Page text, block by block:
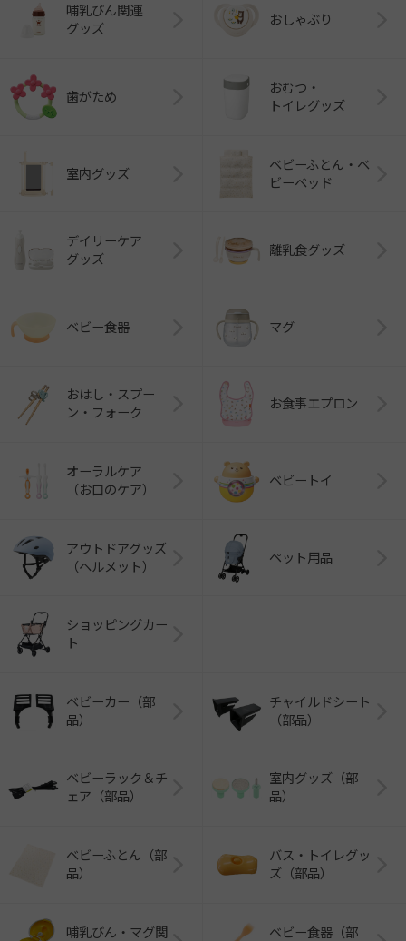
哺乳びん関連
グッズ
おしゃぶり
歯がため
おむつ・
トイレグッズ
室内グッズ
ベビーふとん・ベ
ビーベッド
デイリーケア
グッズ
離乳食グッズ
ベビー食器 マグ
おはし・スプー
ン・フォーク
お食事エプロン
オーラルケア
（お口のケア）
ベビートイ
アウトドアグッズ
（ヘルメット）
ペット用品
ショッピングカー
ト
ベビーカー（部
品）
チャイルドシート
（部品）
ベビーラック＆チ
ェア（部品）
室内グッズ（部
品）
ベビーふとん（部
品）
バス・トイレグッ
ズ（部品）
哺乳びん・マグ関
ベビー食器（部